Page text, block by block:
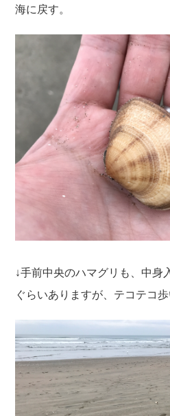
海に戻す。
↓手前中央のハマグリも、中身
ぐらいありますが、テコテコ